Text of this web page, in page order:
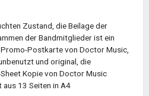
Zustand, die Beilage der
der Bandmitglieder ist ein
Postkarte von Doctor Music,
und original, die
Kopie von Doctor Music
13 Seiten in A4